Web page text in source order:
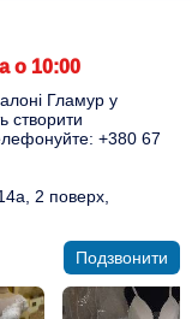
о 10:00
Гламур у
створити
+380 67
2 поверх,
Подзвонити